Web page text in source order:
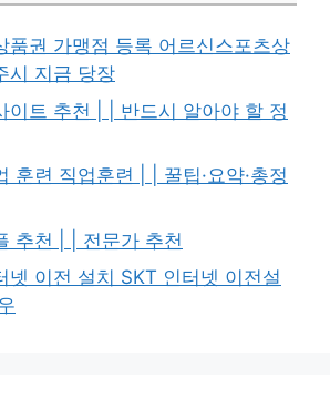
품권 가맹점 등록 어르신스포츠상
시 지금 당장
이트 추천 | | 반드시 알아야 할 정
훈련 직업훈련 | | 꿀팁·요약·총정
추천 | | 전문가 추천
넷 이전 설치 SKT 인터넷 이전설